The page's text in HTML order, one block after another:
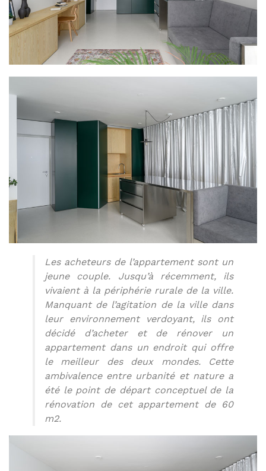
Les acheteurs de l’appartement sont un
jeune couple. Jusqu’à récemment, ils
vivaient à la périphérie rurale de la ville.
Manquant de l’agitation de la ville dans
leur environnement verdoyant, ils ont
décidé d’acheter et de rénover un
appartement dans un endroit qui offre
le meilleur des deux mondes. Cette
ambivalence entre urbanité et nature a
été le point de départ conceptuel de la
rénovation de cet appartement de 60
m2.